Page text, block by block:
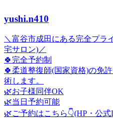
yushi.n410
＼富谷市成田にある完全プラ
宅サロン)／
🍀完全予約制
🍀柔道整復師(国家資格)の免
術します。
🌿お子様同伴OK
🌿当日予約可能
🌿ご予約はこちら👇(HP・公